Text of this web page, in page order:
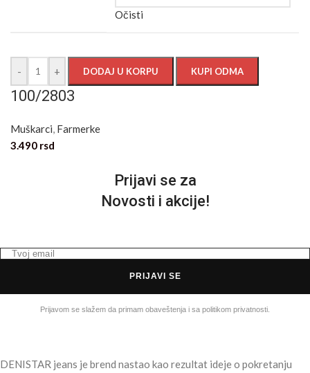
Očisti
- + DODAJ U KORPU KUPI ODMA
100/2803
Muškarci, Farmerke
3.490 rsd
Prijavi se za
Novosti i akcije!
PRIJAVI SE
Prijavom se slažem da primam obaveštenja i sa politikom privatnosti.
DENISTAR jeans je brend nastao kao rezultat ideje o pokretanju